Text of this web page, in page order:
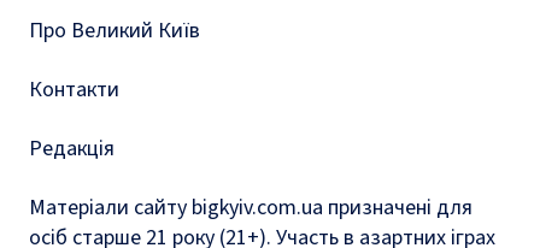
Про Великий Київ
Контакти
Редакція
Матеріали сайту bigkyiv.com.ua призначені для
осіб старше 21 року (21+). Участь в азартних іграх